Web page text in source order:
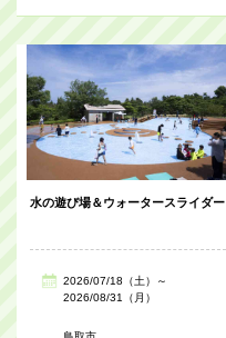
水の遊び場＆ウォータースライダー
2026/07/18（土）～
2026/08/31（月）